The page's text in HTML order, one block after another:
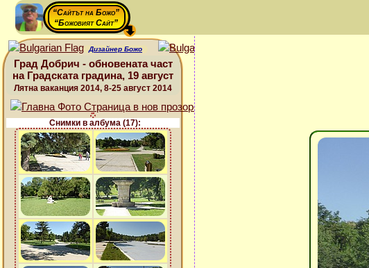
“Сайтът на Божо”
“Божовият Сайт”
Дизайнер Божо
Град Добрич - обновената част
на Градската градина, 19 август
Лятна ваканция 2014, 8-25 август 2014
Снимки в албума (17):